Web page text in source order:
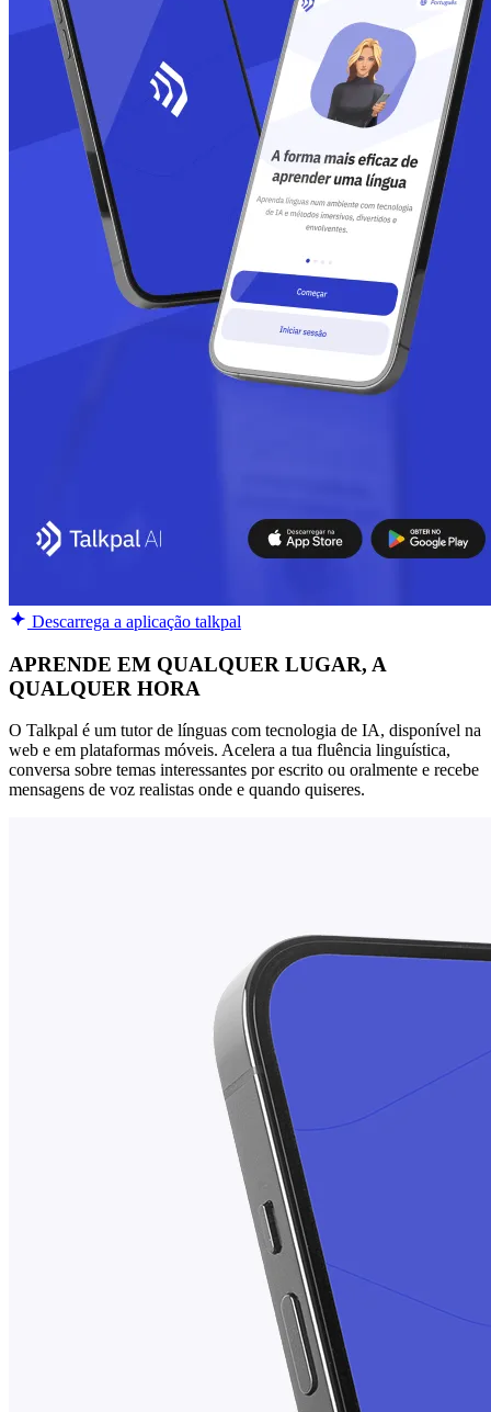
Descarrega a aplicação talkpal
APRENDE EM QUALQUER LUGAR, A
QUALQUER HORA
O Talkpal é um tutor de línguas com tecnologia de IA, disponível na
web e em plataformas móveis. Acelera a tua fluência linguística,
conversa sobre temas interessantes por escrito ou oralmente e recebe
mensagens de voz realistas onde e quando quiseres.